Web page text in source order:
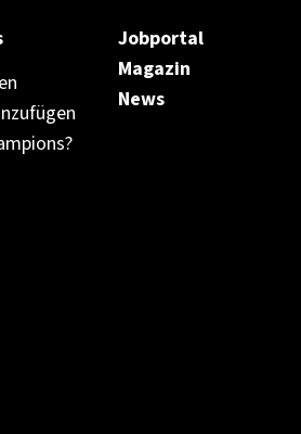
Jobportal
Magazin
News